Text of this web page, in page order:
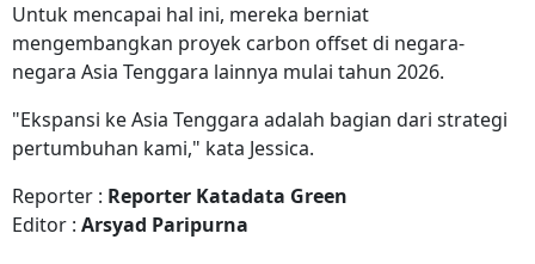
Untuk mencapai hal ini, mereka berniat
mengembangkan proyek carbon offset di negara-
negara Asia Tenggara lainnya mulai tahun 2026.
"Ekspansi ke Asia Tenggara adalah bagian dari strategi
pertumbuhan kami," kata Jessica.
Reporter : Reporter Katadata Green
Editor : Arsyad Paripurna